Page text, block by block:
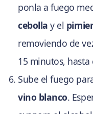
ponla a fuego
cebolla y el
removiendo de
15 minutos, hasta
Sube el fuego
vino blanco.